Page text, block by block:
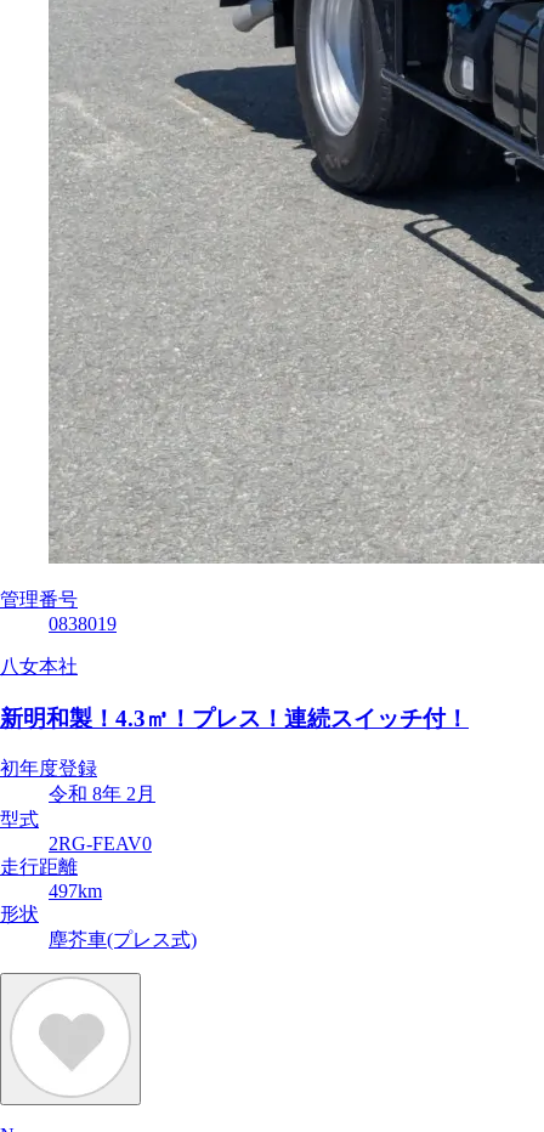
管理番号
0838019
八女本社
新明和製！4.3㎥！プレス！連続スイッチ付！
初年度登録
令和 8年 2月
型式
2RG-FEAV0
走行距離
497km
形状
塵芥車(プレス式)